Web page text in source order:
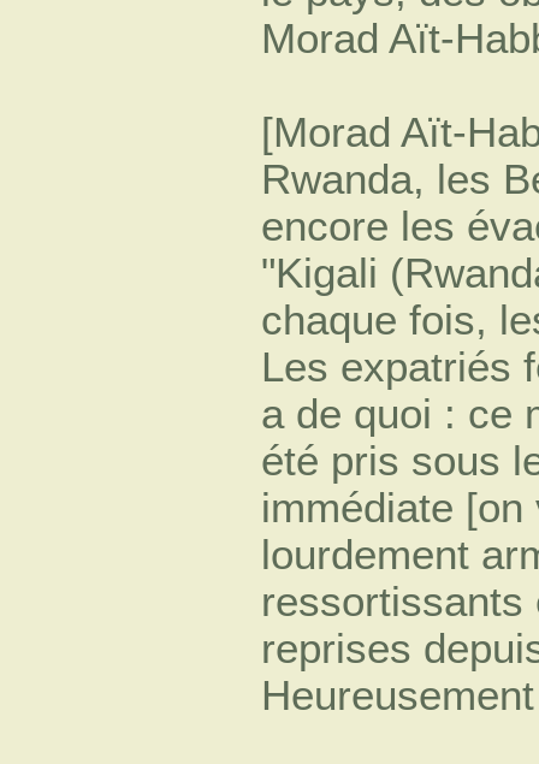
Morad Aït-
[Morad Aït-
Rwanda, les
encore les
"Kigali
chaque fois,
Les expatriés
a de quoi : ce
été pris sous
immédiate
lourdement
ressortissants
reprises